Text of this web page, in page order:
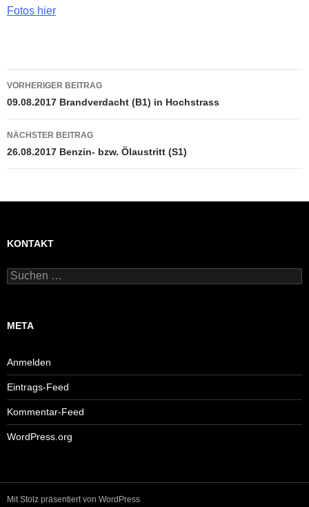
Fotos hier
Beitragsnavigation
VORHERIGER BEITRAG
09.08.2017 Brandverdacht (B1) in Hochstrass
NÄCHSTER BEITRAG
26.08.2017 Benzin- bzw. Ölaustritt (S1)
KONTAKT
Suchen
nach:
META
Anmelden
Eintrags-Feed
Kommentar-Feed
WordPress.org
Mit Stolz präsentiert von WordPress